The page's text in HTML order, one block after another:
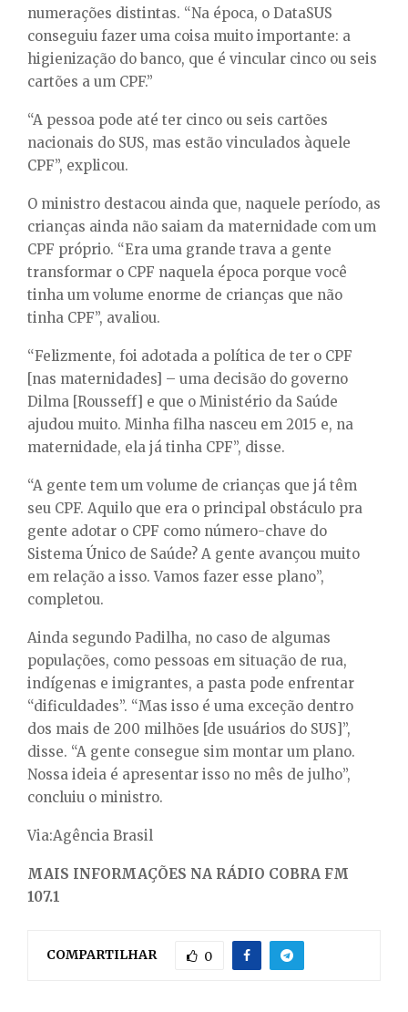
numerações distintas. “Na época, o DataSUS
conseguiu fazer uma coisa muito importante: a
higienização do banco, que é vincular cinco ou seis
cartões a um CPF.”
“A pessoa pode até ter cinco ou seis cartões
nacionais do SUS, mas estão vinculados àquele
CPF”, explicou.
O ministro destacou ainda que, naquele período, as
crianças ainda não saiam da maternidade com um
CPF próprio. “Era uma grande trava a gente
transformar o CPF naquela época porque você
tinha um volume enorme de crianças que não
tinha CPF”, avaliou.
“Felizmente, foi adotada a política de ter o CPF
[nas maternidades] – uma decisão do governo
Dilma [Rousseff] e que o Ministério da Saúde
ajudou muito. Minha filha nasceu em 2015 e, na
maternidade, ela já tinha CPF”, disse.
“A gente tem um volume de crianças que já têm
seu CPF. Aquilo que era o principal obstáculo pra
gente adotar o CPF como número-chave do
Sistema Único de Saúde? A gente avançou muito
em relação a isso. Vamos fazer esse plano”,
completou.
Ainda segundo Padilha, no caso de algumas
populações, como pessoas em situação de rua,
indígenas e imigrantes, a pasta pode enfrentar
“dificuldades”. “Mas isso é uma exceção dentro
dos mais de 200 milhões [de usuários do SUS]”,
disse. “A gente consegue sim montar um plano.
Nossa ideia é apresentar isso no mês de julho”,
concluiu o ministro.
Via:Agência Brasil
MAIS INFORMAÇÕES NA RÁDIO COBRA FM
107.1
COMPARTILHAR 0